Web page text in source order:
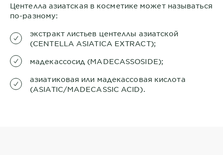
Центелла азиатская в косметике может называться
по-разному:
экстракт листьев центеллы азиатской
(CENTELLA ASIATICA EXTRACT);
мадекассосид (MADECASSOSIDE);
азиатиковая или мадекассовая кислота
(ASIATIC/MADECASSIC ACID).